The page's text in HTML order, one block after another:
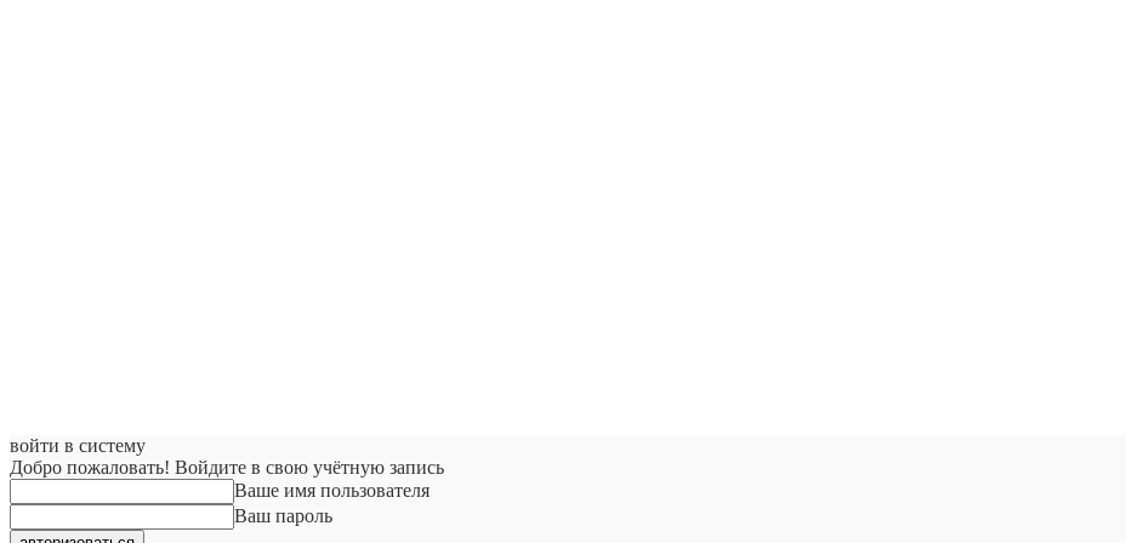
войти в систему
Добро пожаловать! Войдите в свою учётную запись
Ваше имя пользователя
Ваш пароль